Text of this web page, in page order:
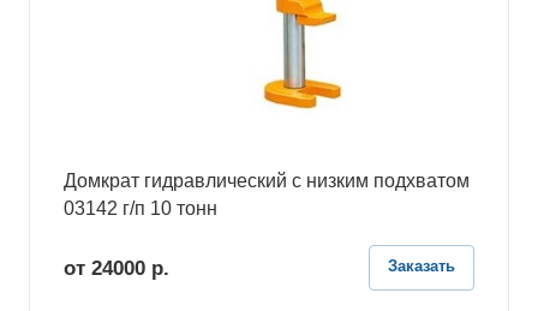
Домкрат гидравлический с низким подхватом
03142 г/п 10 тонн
от 24000 р. Заказать